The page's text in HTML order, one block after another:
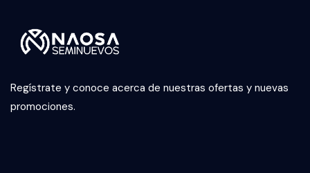
Regístrate y conoce acerca de nuestras ofertas y nuevas
promociones.